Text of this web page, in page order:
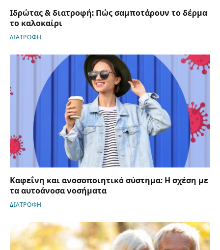
Ιδρώτας & διατροφή: Πώς σαμποτάρουν το δέρμα
το καλοκαίρι
ΔΙΑΤΡΟΦΗ
Καφεΐνη και ανοσοποιητικό σύστημα: Η σχέση με
τα αυτοάνοσα νοσήματα
ΔΙΑΤΡΟΦΗ